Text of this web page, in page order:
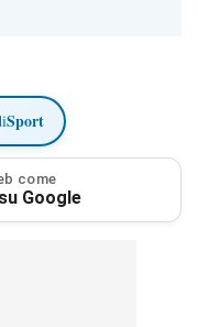
Sport
come
Google